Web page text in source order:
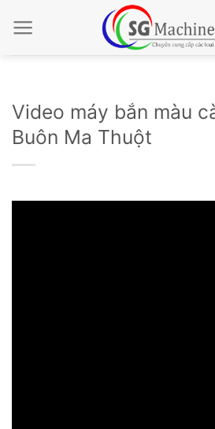
qua
Video máy bắn màu
Buôn Ma Thuột